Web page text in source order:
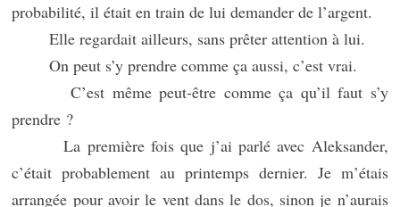
probabilité, il était en train de lui demander de l’argent.
Elle regardait ailleurs, sans prêter attention à lui.
On peut s’y prendre comme ça aussi, c’est vrai.
C’est même peut-être comme ça qu’il faut s’y
prendre ?
La première fois que j’ai parlé avec Aleksander,
c’était probablement au printemps dernier. Je m’étais
arrangée pour avoir le vent dans le dos, sinon je n’aurais